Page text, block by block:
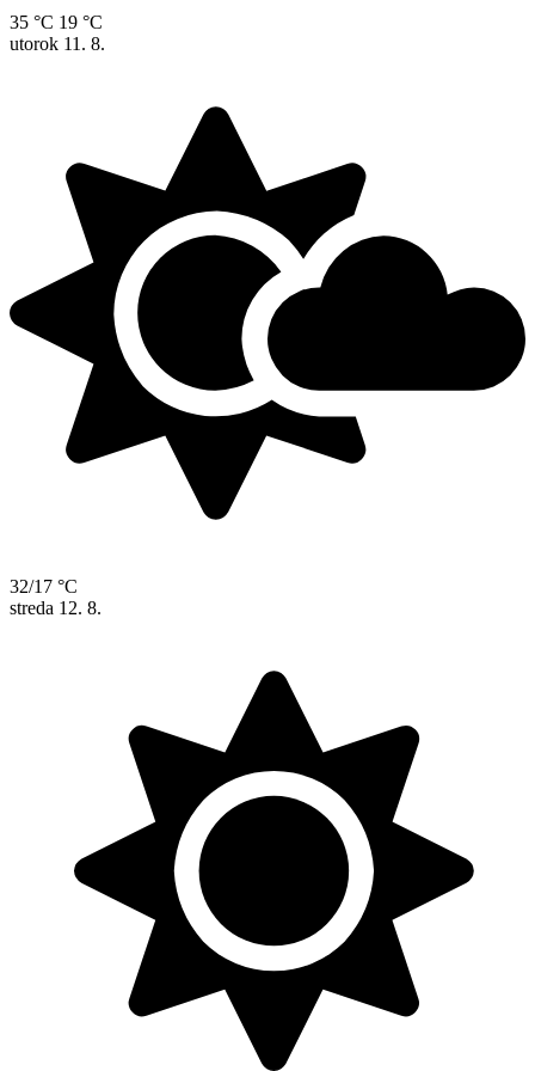
35 °C 19 °C
utorok 11. 8.
32/17 °C
streda 12. 8.